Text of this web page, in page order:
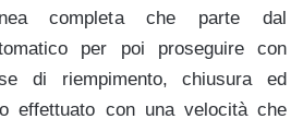
completa che parte dal
per poi proseguire con
di riempimento, chiusura ed
effettuato con una velocità che